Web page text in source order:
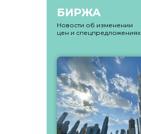
БИРЖА
Новости об изменении
цен и спецпредложениях